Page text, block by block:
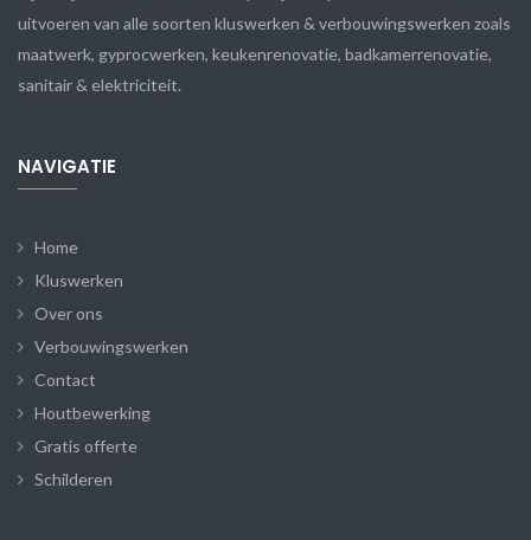
uitvoeren van alle soorten kluswerken & verbouwingswerken zoals
maatwerk, gyprocwerken, keukenrenovatie, badkamerrenovatie,
sanitair & elektriciteit.
NAVIGATIE
Home
Kluswerken
Over ons
Verbouwingswerken
Contact
Houtbewerking
Gratis offerte
Schilderen